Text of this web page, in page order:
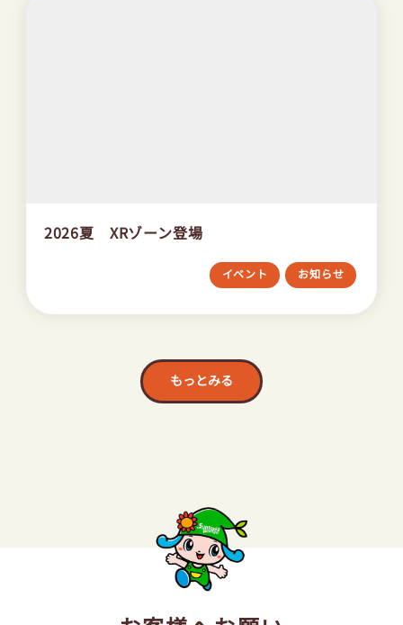
2026夏 XRゾーン登場
イベント お知らせ
もっとみる